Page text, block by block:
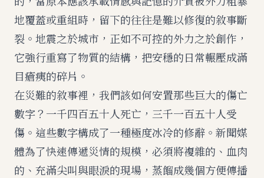
地覆蓋或重組時，留下的往往是難以修復的敘事斷
裂。地震之於城市，正如不可控的外力之於創作，
它強行重寫了物質的結構，把安穩的日常輾壓成滿
目瘡痍的碎片。
在災難的敘事裡，我們該如何安置那些巨大的傷亡
數字？一千四百五十人死亡，三千一百五十人受
傷。這些數字構成了一種極度冰冷的修辭。新聞媒
體為了快速傳遞災情的規模，必須將複雜的、血肉
的、充滿尖叫與眼淚的現場，蒸餾成幾個方便傳播